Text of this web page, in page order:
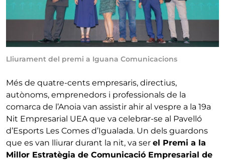
Lliurament del premi a Iguana Comunicacions
Més de quatre-cents empresaris, directius,
autònoms, emprenedors i professionals de la
comarca de l’Anoia van assistir ahir al vespre a la 19a
Nit Empresarial UEA que va celebrar-se al Pavelló
d’Esports Les Comes d’Igualada. Un dels guardons
que es van lliurar durant la nit, va ser el Premi a la
Millor Estratègia de Comunicació Empresarial de